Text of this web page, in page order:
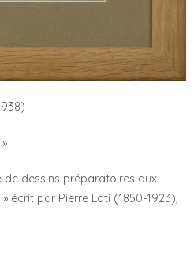
de dessins préparatoires aux
écrit par Pierre Loti (1850-1923),